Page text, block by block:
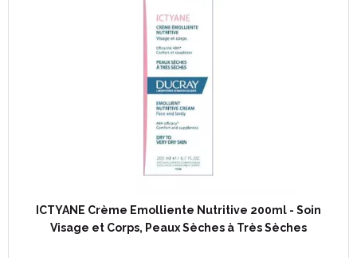
ICTYANE Crème Emolliente Nutritive 200ml - Soin
Visage et Corps, Peaux Sèches à Très Sèches